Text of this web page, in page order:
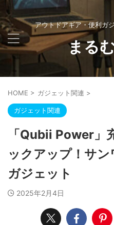
アウトドアギア・便利ガ
まる
HOME > ガジェット関連 >
ガジェット関連
「Qubii Power」
ックアップ！サ
ガジェット
2025年2月4日